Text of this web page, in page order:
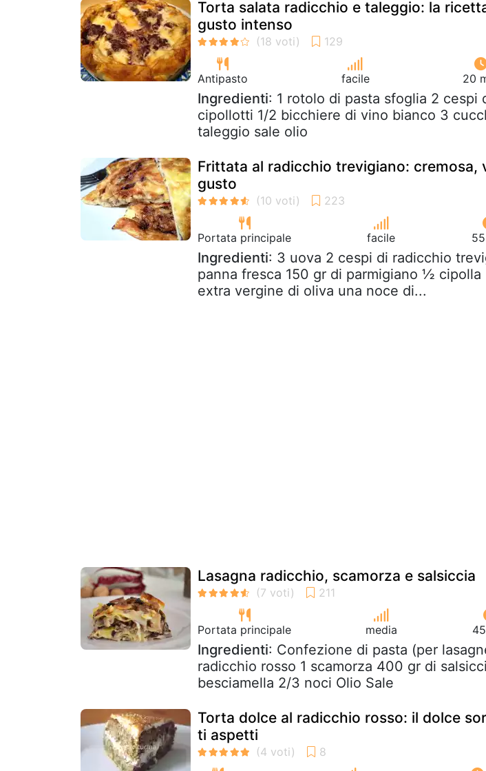
Torta salata radicchio e taleggio: la
gusto intenso
Antipasto facile 20
Ingredienti: 1 rotolo di pasta sfoglia 2 cespi
cipollotti 1/2 bicchiere di vino bianco 3
taleggio sale olio
Frittata al radicchio trevigiano: cremosa,
gusto
Portata principale facile
Ingredienti: 3 uova 2 cespi di radicchio
panna fresca 150 gr di parmigiano ½
extra vergine di oliva una noce di...
Lasagna radicchio, scamorza e salsiccia
Portata principale media
Ingredienti: Confezione di pasta (per
radicchio rosso 1 scamorza 400 gr di
besciamella 2/3 noci Olio Sale
Torta dolce al radicchio rosso: il dolce
ti aspetti